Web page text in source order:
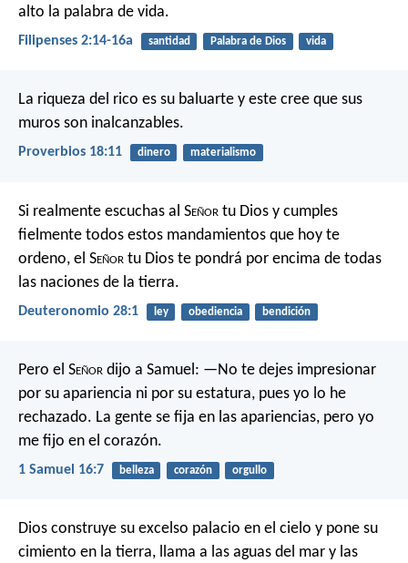
alto la palabra de vida.
Filipenses 2:14-16a santidad Palabra de Dios vida
La riqueza del rico es su baluarte y este cree que sus
muros son inalcanzables.
Proverbios 18:11 dinero materialismo
Si realmente escuchas al Señor tu Dios y cumples
fielmente todos estos mandamientos que hoy te
ordeno, el Señor tu Dios te pondrá por encima de todas
las naciones de la tierra.
Deuteronomio 28:1 ley obediencia bendición
Pero el Señor dijo a Samuel: —No te dejes impresionar
por su apariencia ni por su estatura, pues yo lo he
rechazado. La gente se fija en las apariencias, pero yo
me fijo en el corazón.
1 Samuel 16:7 belleza corazón orgullo
Dios construye su excelso palacio en el cielo y pone su
cimiento en la tierra, llama a las aguas del mar y las